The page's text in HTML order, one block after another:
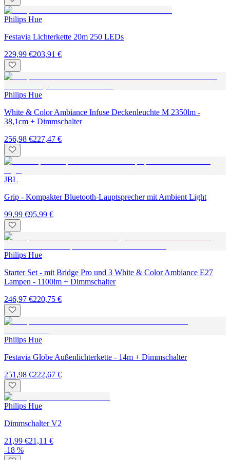
Philips Hue
Festavia Lichterkette 20m 250 LEDs
229,99 €203,91 €
Philips Hue
White & Color Ambiance Infuse Deckenleuchte M 2350lm -
38,1cm + Dimmschalter
256,98 €227,47 €
JBL
Grip - Kompakter Bluetooth-Lauptsprecher mit Ambient Light
99,99 €95,99 €
Philips Hue
Starter Set - mit Bridge Pro und 3 White & Color Ambiance E27
Lampen - 1100lm + Dimmschalter
246,97 €220,75 €
Philips Hue
Festavia Globe Außenlichterkette - 14m + Dimmschalter
251,98 €222,67 €
Philips Hue
Dimmschalter V2
21,99 €21,11 €
-18 %